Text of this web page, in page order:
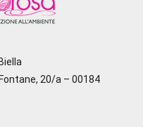
20/a – 00184